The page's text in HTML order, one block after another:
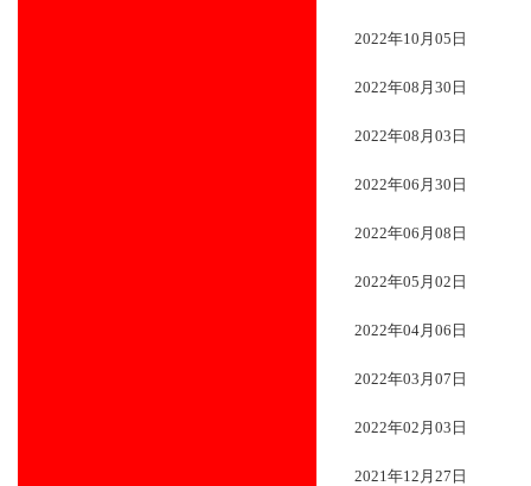
2022年10月05日
2022年08月30日
2022年08月03日
2022年06月30日
2022年06月08日
2022年05月02日
2022年04月06日
2022年03月07日
2022年02月03日
2021年12月27日